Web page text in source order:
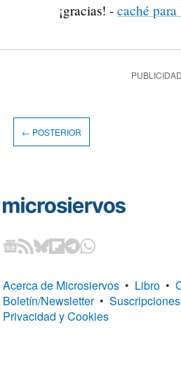
¡gracias! -caché
PUBLICIDAD
← POSTERIOR
Acerca de Microsiervos • Libro •
Boletín/Newsletter • Suscripciones
Privacidad y Cookies